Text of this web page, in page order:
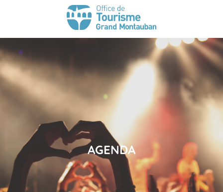
AGENDA